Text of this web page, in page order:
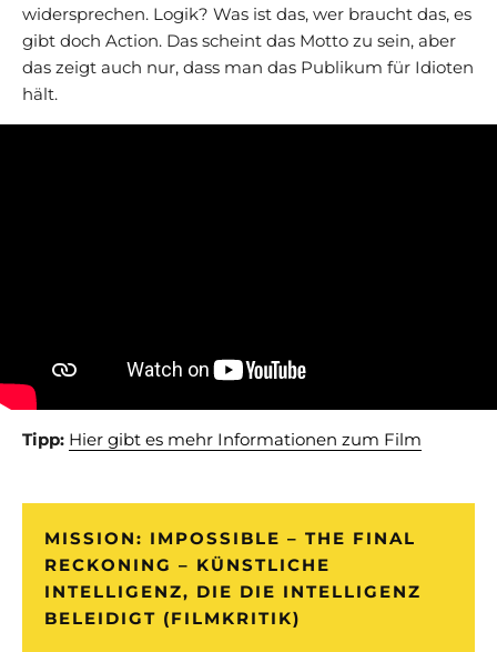
widersprechen. Logik? Was ist das, wer braucht das, es
gibt doch Action. Das scheint das Motto zu sein, aber
das zeigt auch nur, dass man das Publikum für Idioten
hält.
Tipp: Hier gibt es mehr Informationen zum Film
MISSION: IMPOSSIBLE – THE FINAL
RECKONING – KÜNSTLICHE
INTELLIGENZ, DIE DIE INTELLIGENZ
BELEIDIGT (FILMKRITIK)